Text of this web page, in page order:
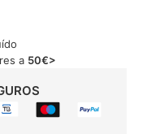
a 50€>